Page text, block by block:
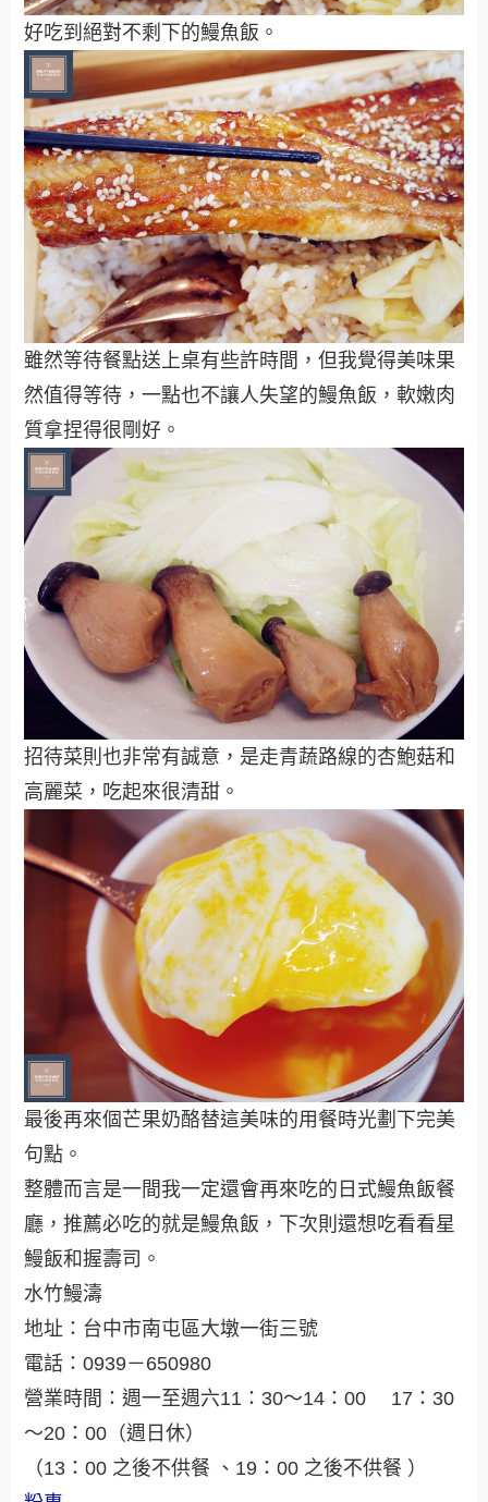
好吃到絕對不剩下的鰻魚飯。
雖然等待餐點送上桌有些許時間，但我覺得美味果
然值得等待，一點也不讓人失望的鰻魚飯，軟嫩肉
質拿捏得很剛好。
招待菜則也非常有誠意，是走青蔬路線的杏鮑菇和
高麗菜，吃起來很清甜。
最後再來個芒果奶酪替這美味的用餐時光劃下完美
句點。
整體而言是一間我一定還會再來吃的日式鰻魚飯餐
廳，推薦必吃的就是鰻魚飯，下次則還想吃看看星
鰻飯和握壽司。
水竹鰻濤
地址：台中市南屯區大墩一街三號
電話：0939－650980
營業時間：週一至週六11：30～14：00 17：30
～20：00（週日休）
（13：00 之後不供餐 、19：00 之後不供餐 ）